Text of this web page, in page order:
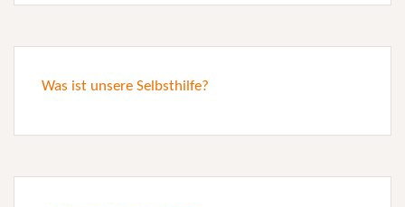
Was ist unsere Selbsthilfe?